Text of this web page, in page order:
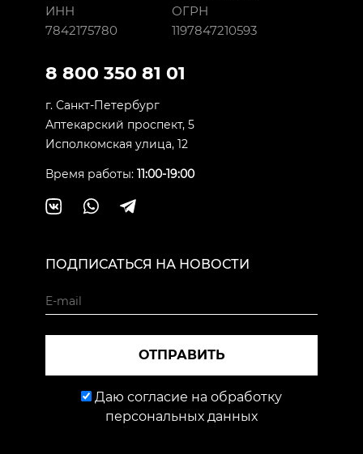
ИНН
7842175780
ОГРН
1197847210593
8 800 350 81 01
г. Санкт-Петербург
Аптекарский проспект, 5
Исполкомская улица, 12
Время работы: 11:00-19:00
ПОДПИСАТЬСЯ НА НОВОСТИ
ОТПРАВИТЬ
Даю согласие на обработку
персональных данных